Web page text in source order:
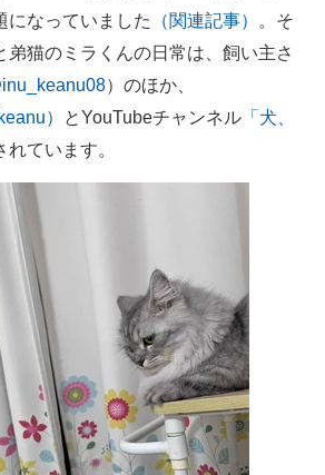
になっていました
（関連記事）
。そ
弟猫のミラくんの日常は、飼い主さ
）のほか、
） とYouTubeチャンネル 「犬、
れています。